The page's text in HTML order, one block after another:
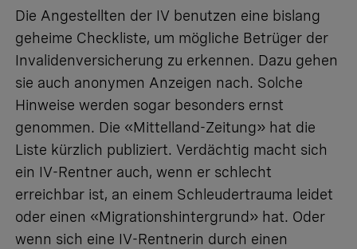
Die Angestellten der IV benutzen eine bislang
geheime Checkliste, um mögliche Betrüger der
Invalidenversicherung zu erkennen. Dazu gehen
sie auch anonymen Anzeigen nach. Solche
Hinweise werden sogar besonders ernst
genommen. Die «Mittelland-Zeitung» hat die
Liste kürzlich publiziert. Verdächtig macht sich
ein IV-Rentner auch, wenn er schlecht
erreichbar ist, an einem Schleudertrauma leidet
oder einen «Migrationshintergrund» hat. Oder
wenn sich eine IV-Rentnerin durch einen